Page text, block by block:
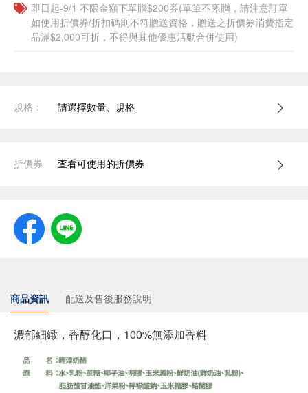
即日起-9/1 不限金額下單贈$200券(單筆不累贈，請注意訂單
如使用折價券/折扣碼則不符贈送資格，贈送之折價券消費指定
品滿$2,000可折，不得與其他優惠活動合併使用)
規格： 請選擇數量、規格
折價券 查看可使用的折價券
商品資訊 配送及售後服務說明
濃郁細緻，香醇化口，100%無添加香料